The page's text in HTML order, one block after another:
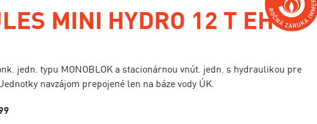
MINI HYDRO 12 T EH
jedn. typu MONOBLOK a stacionárnou vnút. jedn. s hydraulikou pre
navzájom prepojené len na báze vody ÚK.